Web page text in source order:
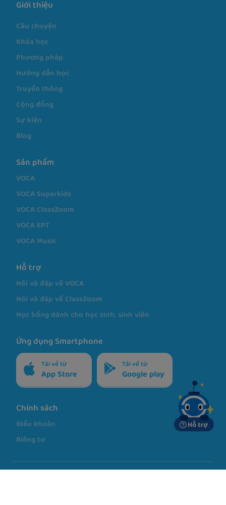
Giới thiệu
Câu chuyện
Khóa học
Phương pháp
Hướng dẫn học
Truyền thông
Cộng đồng
Sự kiện
Blog
Sản phẩm
VOCA
VOCA Superkids
VOCA ClassZoom
VOCA EPT
VOCA Music
Hỗ trợ
Hỏi và đáp về VOCA
Hỏi và đáp về ClassZoom
Học bổng dành cho học sinh, sinh viên
Ứng dụng Smartphone
Tải về từ
App Store
Tải về từ
Google play
Chính sách
Điều khoản
Riêng tư